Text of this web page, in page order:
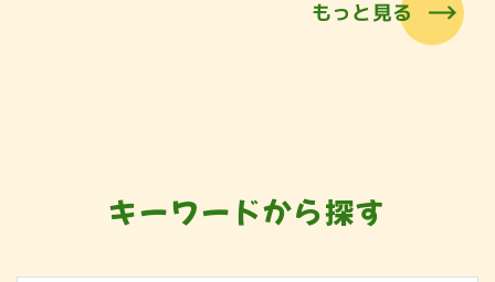
もっと見る
キーワードから探す